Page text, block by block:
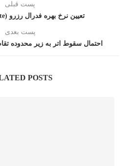
پست قبلی
تعیین نرخ بهره فدرال رزرو (Fed Funds Rate)
پست بعدی
احتمال سقوط اتر به زیر محدوده تقاضای قوی
POSTS